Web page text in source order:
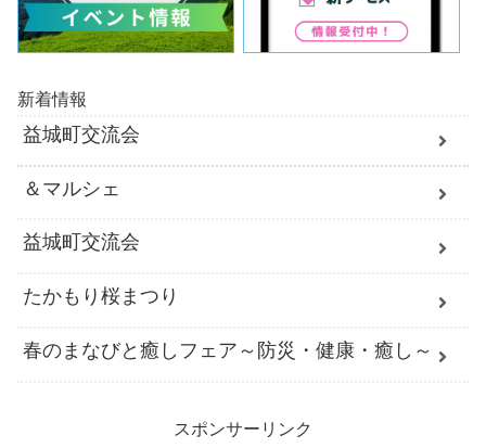
新着情報
益城町交流会
＆マルシェ
益城町交流会
たかもり桜まつり
春のまなびと癒しフェア～防災・健康・癒し～
スポンサーリンク